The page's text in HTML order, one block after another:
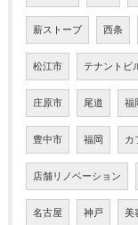
薪ストーブ 西条
松江市 テナントビ
庄原市 尾道 福
豊中市 福岡 カ
店舗リノベーション
名古屋 神戸 美